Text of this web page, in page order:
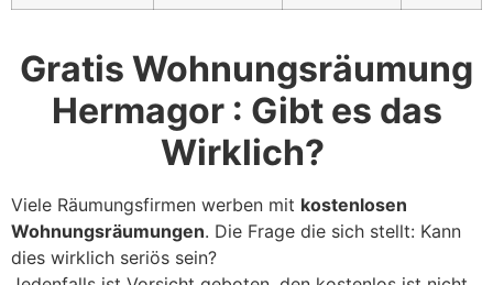
Gratis Wohnungsräumung
Hermagor : Gibt es das
Wirklich?
Viele Räumungsfirmen werben mit kostenlosen
Wohnungsräumungen. Die Frage die sich stellt: Kann
dies wirklich seriös sein?